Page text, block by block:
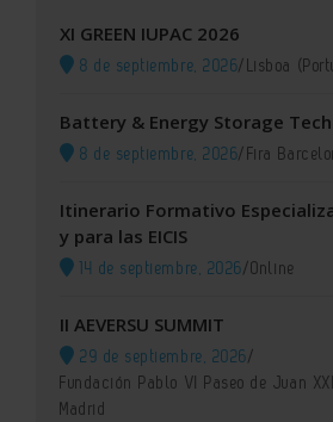
XI GREEN IUPAC 2026
8 de septiembre, 2026/Lisboa
Battery & Energy Storage
8 de septiembre, 2026/Fira
Itinerario Formativo
y para las EICIS
14 de septiembre, 2026/Online
II AEVERSU SUMMIT
29 de septiembre, 2026/
Fundación Pablo VI Paseo de Juan
Madrid